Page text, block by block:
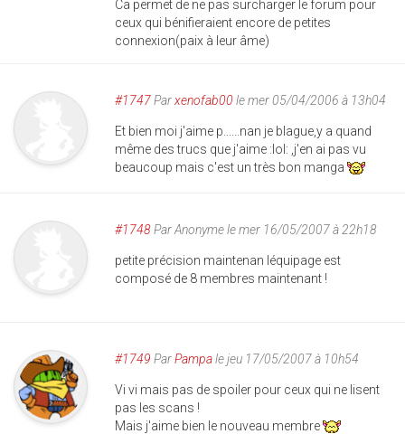
Ca permet de ne pas surcharger le forum pour
ceux qui bénifieraient encore de petites
connexion(paix à leur âme)
#1747Parxenofab00 le mer 05/04/2006 à 13h04
Et bien moi j'aime p......nan je blague,y a quand
même des trucs que j'aime :lol: ,j'en ai pas vu
beaucoup mais c'est un très bon manga
#1748ParAnonymele mer 16/05/2007 à 22h18
petite précision maintenan léquipage est
composé de 8 membres maintenant !
#1749 ParPampale jeu 17/05/2007 à 10h54
Vi vi mais pas de spoiler pour ceux qui ne lisent
pas les scans !
Mais j'aime bien le nouveau membre